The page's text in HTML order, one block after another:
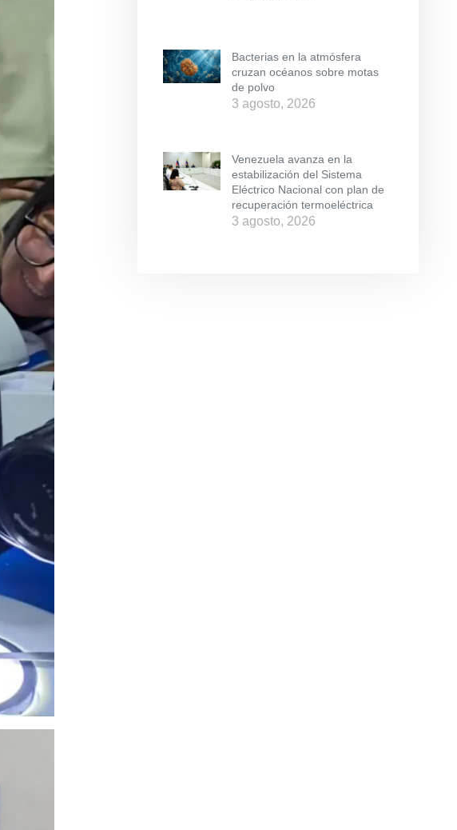
Bacterias en la atmósfera
cruzan océanos sobre motas
de polvo
3 agosto, 2026
Venezuela avanza en la
estabilización del Sistema
Eléctrico Nacional con plan de
recuperación termoeléctrica
3 agosto, 2026